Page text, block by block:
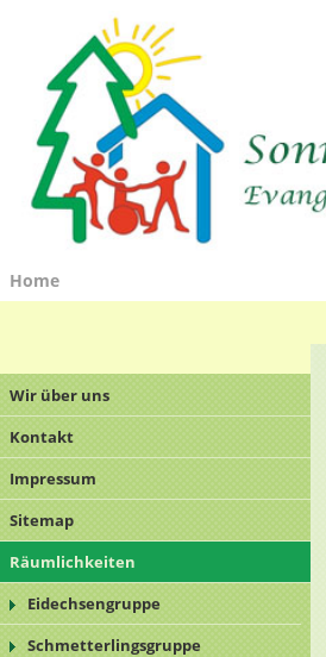
Home
Wir über uns
Kontakt
Impressum
Sitemap
Räumlichkeiten
Eidechsengruppe
Schmetterlingsgruppe